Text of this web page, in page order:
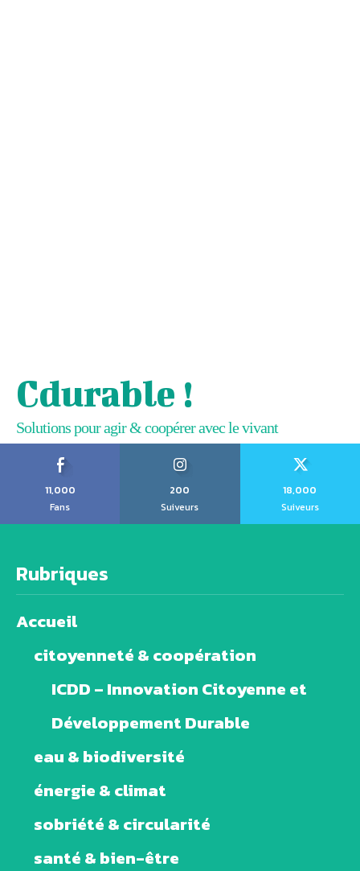
Cdurable !
Solutions pour agir & coopérer avec le vivant
11,000
Fans
200
Suiveurs
18,000
Suiveurs
Rubriques
Accueil
citoyenneté & coopération
ICDD – Innovation Citoyenne et
Développement Durable
eau & biodiversité
énergie & climat
sobriété & circularité
santé & bien-être